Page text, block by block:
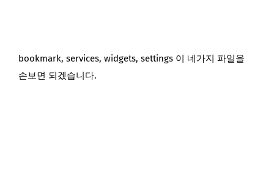
bookmark, services, widgets, settings 이 네가지 파일을
손보면 되겠습니다.